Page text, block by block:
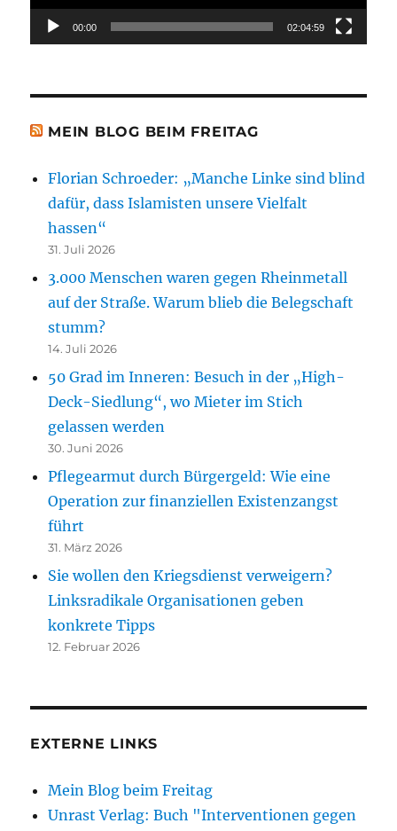
00:00 02:04:59
MEIN BLOG BEIM FREITAG
Florian Schroeder: „Manche Linke sind blind
dafür, dass Islamisten unsere Vielfalt
hassen“
31. Juli 2026
3.000 Menschen waren gegen Rheinmetall
auf der Straße. Warum blieb die Belegschaft
stumm?
14. Juli 2026
50 Grad im Inneren: Besuch in der „High-
Deck-Siedlung“, wo Mieter im Stich
gelassen werden
30. Juni 2026
Pflegearmut durch Bürgergeld: Wie eine
Operation zur finanziellen Existenzangst
führt
31. März 2026
Sie wollen den Kriegsdienst verweigern?
Linksradikale Organisationen geben
konkrete Tipps
12. Februar 2026
EXTERNE LINKS
Mein Blog beim Freitag
Unrast Verlag: Buch "Interventionen gegen